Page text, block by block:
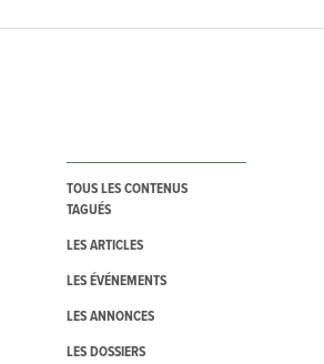
TOUS LES CONTENUS
TAGUÉS
LES ARTICLES
LES ÉVÉNEMENTS
LES ANNONCES
LES DOSSIERS